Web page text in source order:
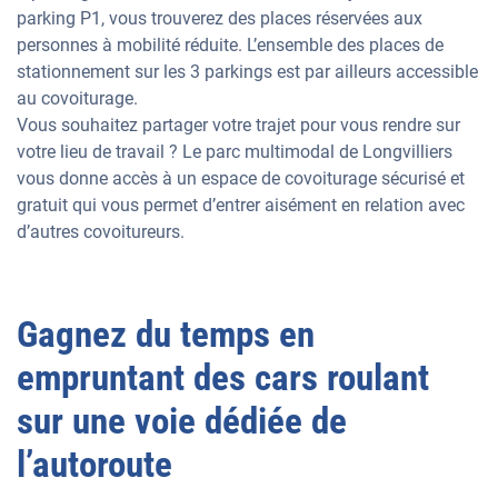
parking P1, vous trouverez des places réservées aux
personnes à mobilité réduite. L’ensemble des places de
stationnement sur les 3 parkings est par ailleurs accessible
au covoiturage.
Vous souhaitez partager votre trajet pour vous rendre sur
votre lieu de travail ? Le parc multimodal de Longvilliers
vous donne accès à un espace de covoiturage sécurisé et
gratuit qui vous permet d’entrer aisément en relation avec
d’autres covoitureurs.
Gagnez du temps en
empruntant des cars roulant
sur une voie dédiée de
l’autoroute